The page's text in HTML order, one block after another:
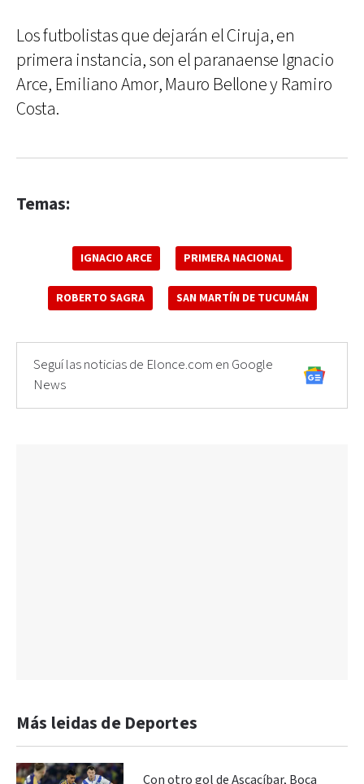
Los futbolistas que dejarán el Ciruja, en
primera instancia, son el paranaense Ignacio
Arce, Emiliano Amor, Mauro Bellone y Ramiro
Costa.
Temas:
IGNACIO ARCE PRIMERA NACIONAL
ROBERTO SAGRA SAN MARTÍN DE TUCUMÁN
Seguí las noticias de Elonce.com en Google
News
Más leidas de Deportes
Con otro gol de Ascacíbar, Boca